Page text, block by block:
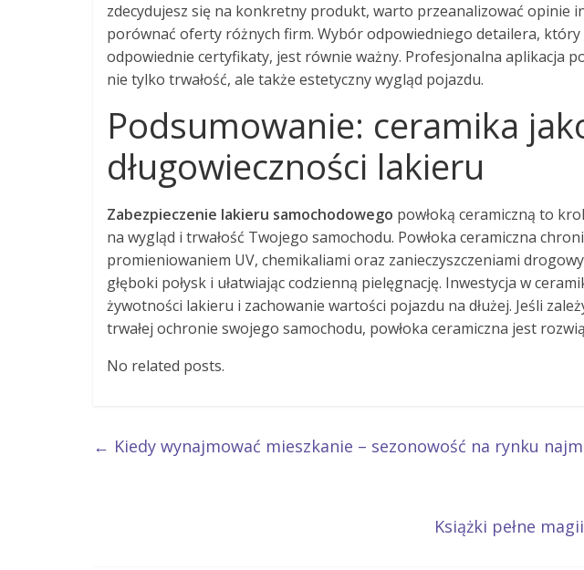
zdecydujesz się na konkretny produkt, warto przeanalizować opinie
porównać oferty różnych firm. Wybór odpowiedniego detailera, który
odpowiednie certyfikaty, jest równie ważny. Profesjonalna aplikacja
nie tylko trwałość, ale także estetyczny wygląd pojazdu.
Podsumowanie: ceramika
długowieczności lakieru
Zabezpieczenie lakieru samochodowego powłoką ceramiczną to
na wygląd i trwałość Twojego samochodu. Powłoka ceramiczna
promieniowaniem UV, chemikaliami oraz zanieczyszczeniami
głęboki połysk i ułatwiając codzienną pielęgnację. Inwestycja w
żywotności lakieru i zachowanie wartości pojazdu na dłużej. Jeśli
trwałej ochronie swojego samochodu, powłoka ceramiczna jest
No related posts.
← Kiedy wynajmować mieszkanie – sezonowość na rynku
Książki pełne